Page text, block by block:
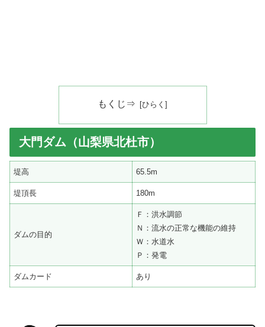
もくじ⇒
大門ダム（山梨県北杜市）
堤高 65.5m
堤頂長 180m
ダムの目的
Ｆ：洪水調節
Ｎ：流水の正常な機能の維持
Ｗ：水道水
Ｐ：発電
ダムカード あり